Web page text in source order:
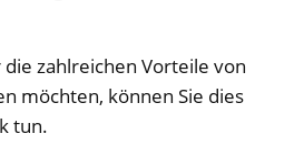
zahlreichen Vorteile von
möchten, können Sie dies
tun.